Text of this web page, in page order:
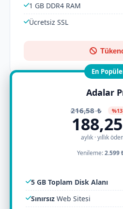
1 GB DDR4 RAM
Ücretsiz SSL
En
Adalar
216,58₺
188,25
aylık · yıllık
Yenileme:2.599
5 GB Toplam Disk Alanı
Sınırsız Web Sitesi